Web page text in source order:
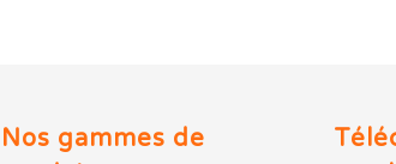
Nos gammes de